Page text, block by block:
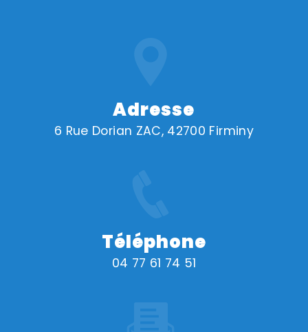
Adresse
6 Rue Dorian ZAC, 42700 Firminy
Téléphone
04 77 61 74 51